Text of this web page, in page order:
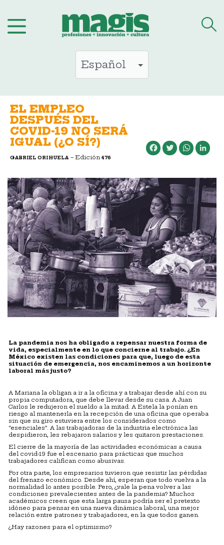
al
EL EMPLEO
DESPUÉS DEL
COVID-19 NO SERÁ
IGUAL (¿O SÍ?)
GABRIEL ORIHUELA – Edición476
Facebook Twitter WhatsApp
La pandemia nos ha obligado a repensar nuestra forma de
vida, especialmente en lo que concierne al trabajo. ¿En
México existen las condiciones para que, luego de esta
situación de emergencia, nos encaminemos a un horizonte
laboral más justo?
A Mariana la obligan a ir a la oficina y a trabajar desde ahí con su
propia computadora, que debe llevar desde su casa. A Juan
Carlos le redujeron el sueldo a la mitad. A Estela la ponían en
riesgo al mantenerla en la recepción de una oficina que operaba
sin que su giro estuviera entre los considerados como
“esenciales”. A las trabajadoras de la industria electrónica las
despidieron, les rebajaron salarios y les quitaron prestaciones.
El cierre de la mayoría de las actividades económicas a causa
del covid-19 fue el escenario para prácticas que muchos
trabajadores califican como abusivas.
Por otra parte, los empresarios tuvieron que resistir las pérdidas
del frenazo económico. Desde ahí, esperan que todo vuelva a la
normalidad lo antes posible. Pero, ¿vale la pena volver a las
condiciones prevalecientes antes de la pandemia? Muchos
académicos creen que esta larga pausa podría ser el pretexto
idóneo para pensar en una nueva dinámica laboral, una mejor
relación entre patrones y trabajadores, en la que todos ganen.
¿Hay razones para el optimismo?